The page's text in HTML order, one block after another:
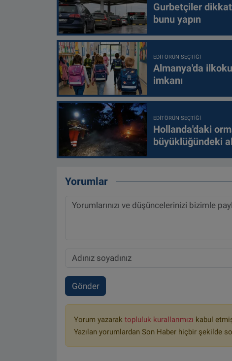
Gurbetçiler
bunu yapın
EDITÖRÜN SEÇTIĞI
Almanya'da
imkanı
EDITÖRÜN SEÇTIĞI
Hollanda'daki
büyüklüğündeki
Yorumlar
Gönder
Yorum yazarak topluluk kurallarımızı kabul
Yazılan yorumlardan Son Haber hiçbir şekilde